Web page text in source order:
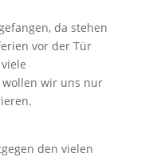
da stehen
vor der Tür
wir uns nur
den vielen